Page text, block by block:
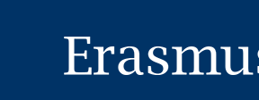
το
κυρίως